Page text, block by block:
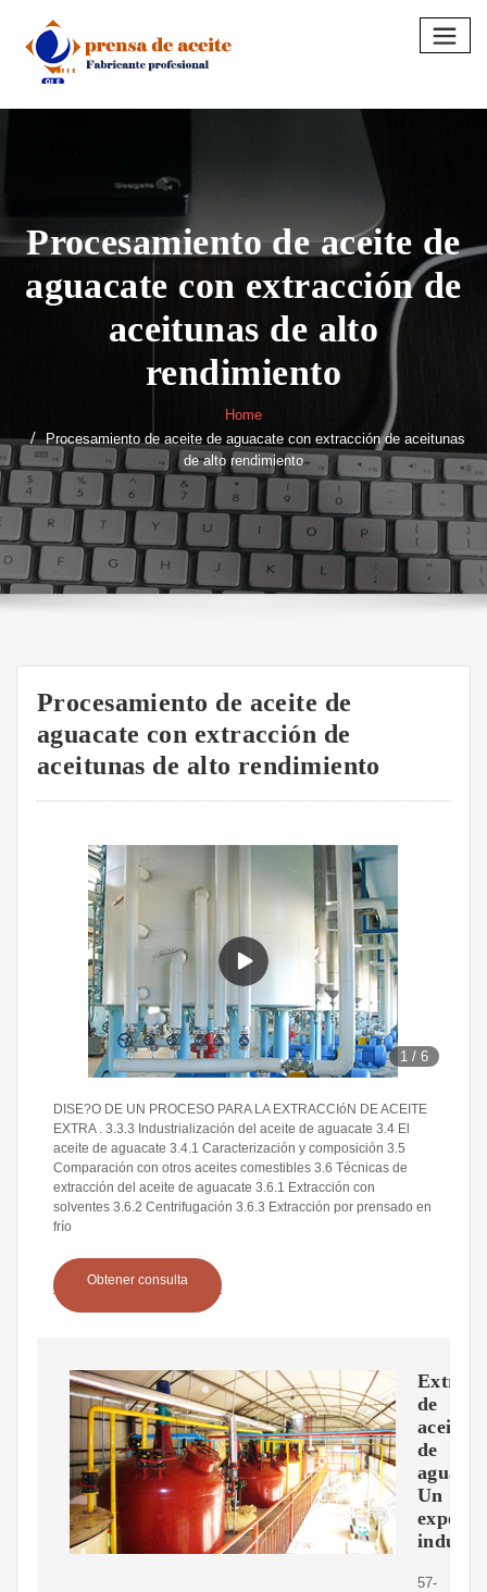
content
Procesamiento de aceite de
aguacate con extracción de
aceitunas de alto
rendimiento
Home
Procesamiento de aceite de aguacate con extracción de aceitunas
de alto rendimiento
Procesamiento de aceite de
aguacate con extracción de
aceitunas de alto rendimiento
1 /6
DISE?O DE UN PROCESO PARA LA EXTRACCIóN DE ACEITE
EXTRA . 3.3.3 Industrialización del aceite de aguacate 3.4 El
aceite de aguacate 3.4.1 Caracterización y composición 3.5
Comparación con otros aceites comestibles 3.6 Técnicas de
extracción del aceite de aguacate 3.6.1 Extracción con
solventes 3.6.2 Centrifugación 3.6.3 Extracción por prensado en
frío
Obtener consulta
de
aceite
de
Un
57-